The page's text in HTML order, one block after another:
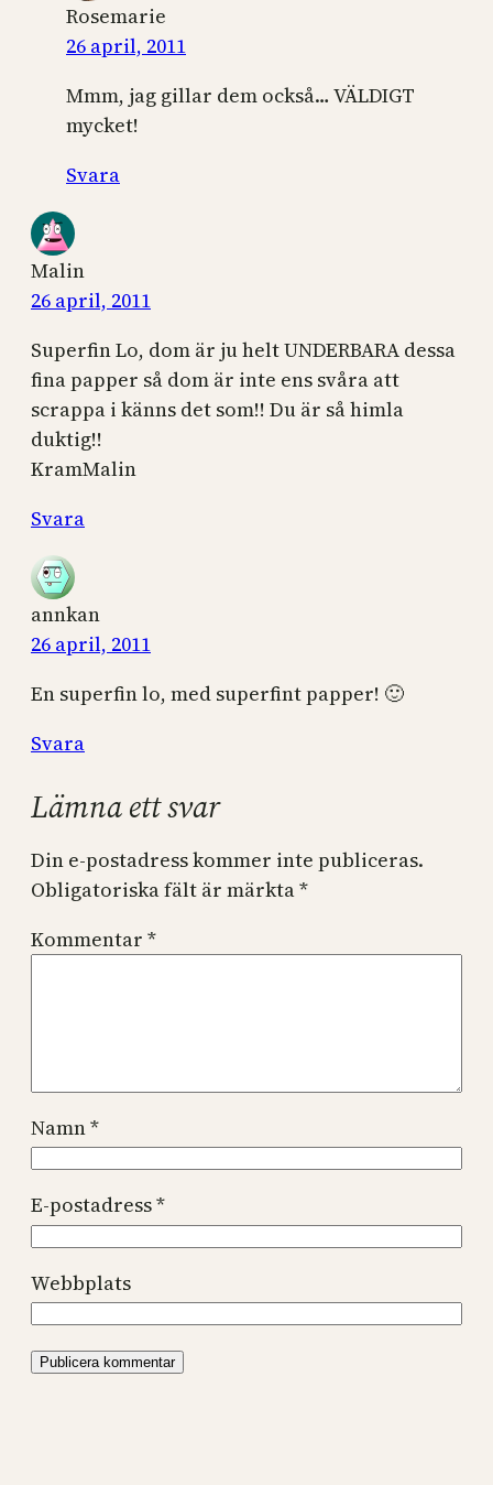
Rosemarie
26 april, 2011
Mmm, jag gillar dem också… VÄLDIGT
mycket!
Svara
Malin
26 april, 2011
Superfin Lo, dom är ju helt UNDERBARA dessa
fina papper så dom är inte ens svåra att
scrappa i känns det som!! Du är så himla
duktig!!
KramMalin
Svara
annkan
26 april, 2011
En superfin lo, med superfint papper! 🙂
Svara
Lämna ett svar
Din e-postadress kommer inte publiceras.
Obligatoriska fält är märkta*
Kommentar *
Namn*
E-postadress*
Webbplats